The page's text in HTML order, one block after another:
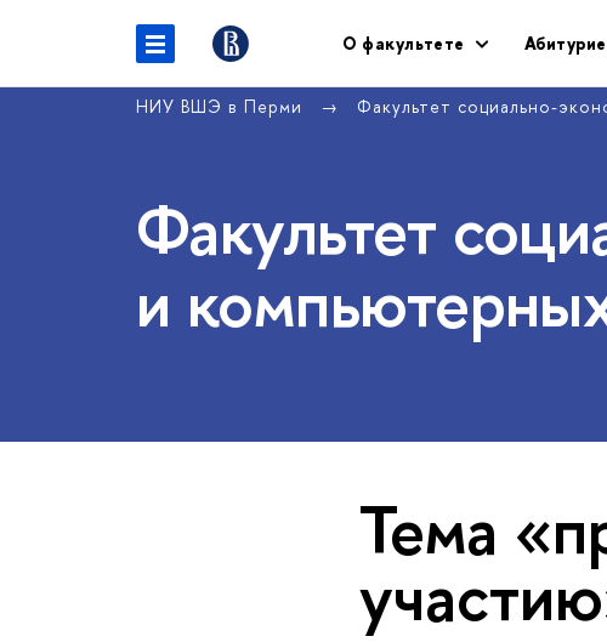
О факультете
НИУ ВШЭ в Перми Факультет социально-
Факультет
и
Тема